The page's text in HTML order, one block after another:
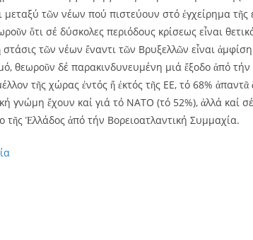
μεταξύ τῶν νέων πού πιστεύουν στό ἐγχείρημα
ὅτι σέ δύσκολες περιόδους κρίσεως εἶναι
στάσις τῶν νέων ἔναντι τῶν Βρυξελλῶν εἶναι
θεωροῦν δέ παρακινδυνευμένη μιά ἔξοδο ἀπό
τῆς χώρας ἐντός ἤ ἐκτός τῆς ΕΕ, τό 68% ἀπαντᾶ
γνώμη ἔχουν καί γιά τό ΝΑΤΟ (τό 52%), ἀλλά καί
τῆς Ἑλλάδος ἀπό τήν Βορειοατλαντική Συμμαχία.